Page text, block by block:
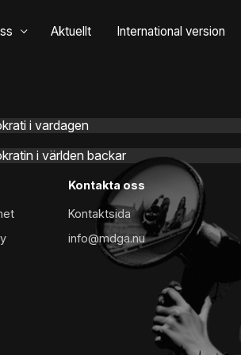
Aktuellt International version
11 JULI
i vardagen
25 MAJ
i världen backar
Kontakta oss
Kontaktsida
info@mdga.nu